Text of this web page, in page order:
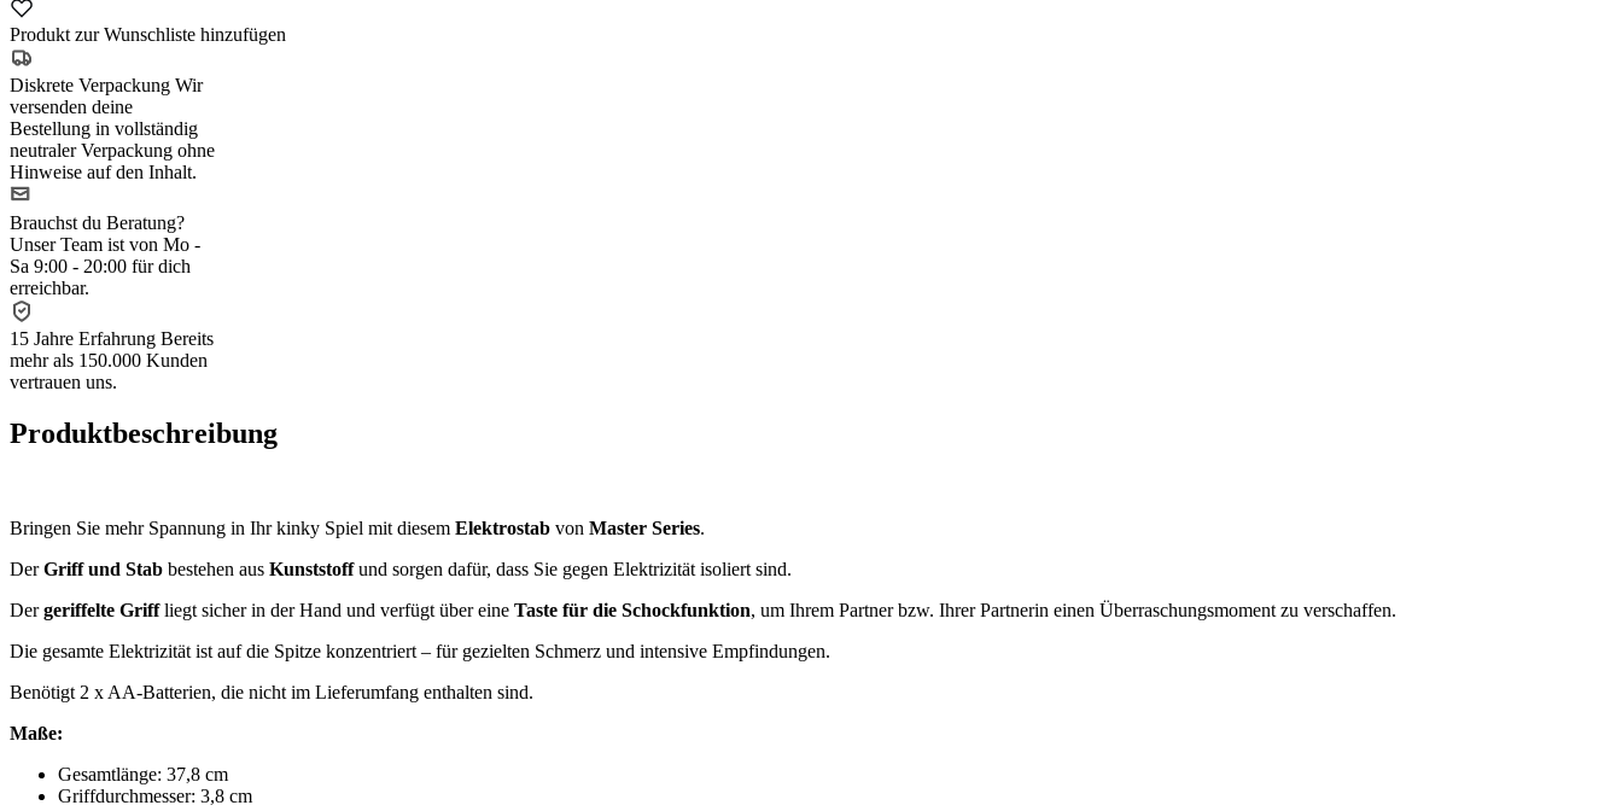
Produkt zur Wunschliste hinzufügen
Diskrete Verpackung Wir
versenden deine
Bestellung in vollständig
neutraler Verpackung ohne
Hinweise auf den Inhalt.
Brauchst du Beratung?
Unser Team ist von Mo -
Sa 9:00 - 20:00 für dich
erreichbar.
15 Jahre Erfahrung Bereits
mehr als 150.000 Kunden
vertrauen uns.
Produktbeschreibung
Bringen Sie mehr Spannung in Ihr kinky Spiel mit diesem Elektrostab von Master Series.
DerGriff und Stab bestehen aus Kunststoffund sorgen dafür, dass Sie gegen Elektrizität isoliert sind.
Dergeriffelte Griffliegt sicher in der Hand und verfügt über eine Taste für die Schockfunktion, um Ihrem Partner bzw. Ihrer Partnerin einen Überraschungsmoment zu verschaffen.
Die gesamte Elektrizität ist auf die Spitze konzentriert – für gezielten Schmerz und intensive Empfindungen.
Benötigt 2 x AA-Batterien, die nicht im Lieferumfang enthalten sind.
Maße:
Gesamtlänge: 37,8 cm
Griffdurchmesser: 3,8 cm